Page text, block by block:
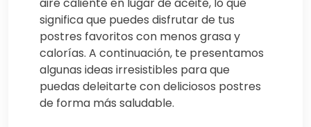
significa que puedes disfrutar de tus
postres favoritos con menos grasa y
calorías. A continuación, te presentamos
algunas ideas irresistibles para que
puedas deleitarte con deliciosos postres
de forma más saludable.